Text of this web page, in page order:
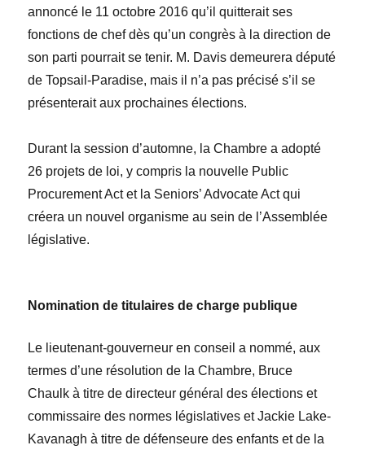
annoncé le 11 octobre 2016 qu’il quitterait ses
fonctions de chef dès qu’un congrès à la direction de
son parti pourrait se tenir. M. Davis demeurera député
de Topsail-Paradise, mais il n’a pas précisé s’il se
présenterait aux prochaines élections.
Durant la session d’automne, la Chambre a adopté
26 projets de loi, y compris la nouvelle Public
Procurement Actet la Seniors’ Advocate Actqui
créera un nouvel organisme au sein de l’Assemblée
législative.
Nomination de titulaires de charge publique
Le lieutenant-gouverneur en conseil a nommé, aux
termes d’une résolution de la Chambre, Bruce
Chaulkà titre de directeur général des élections et
commissaire des normes législatives etJackie Lake-
Kavanagh à titre de défenseure des enfants et de la